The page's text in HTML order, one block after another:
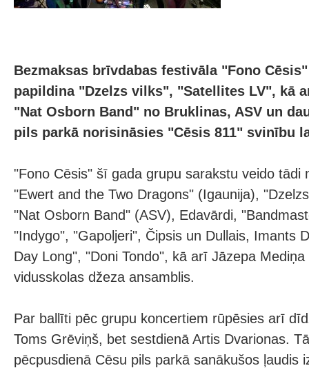
Bezmaksas brīvdabas festivāla "Fono
papildina "Dzelzs vilks", "Satellites LV", kā
"Nat Osborn Band" no Bruklinas, ASV un
pils parkā norisināsies "Cēsis 811" svinību
"Fono Cēsis" šī gada grupu sarakstu veido tādi
"Ewert and the Two Dragons" (Igaunija),
"Nat Osborn Band" (ASV), Edavārdi,
"Indygo", "Gapoljeri", Čipsis un Dullais, Imants
Day Long", "Doni Tondo", kā arī Jāzepa
vidusskolas džeza ansamblis.
Par ballīti pēc grupu koncertiem rūpēsies arī
Toms Grēviņš, bet sestdienā Artis Dvarionas.
pēcpusdienā Cēsu pils parkā sanākušos ļaudis